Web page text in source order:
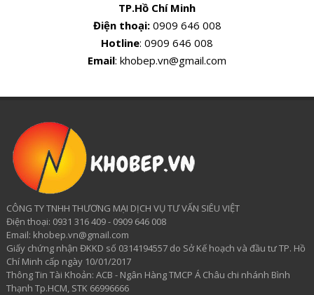
TP.Hồ Chí Minh
Điện thoại:0909 646 008
Hotline: 0909 646 008
Email: khobep.vn@gmail.com
CÔNG TY TNHH THƯƠNG MẠI DỊCH VỤ TƯ VẤN SIÊU VIỆT
​Điện thoại: 0931 316 409 - 0909 646 008
Email: khobep.vn@gmail.com
Giấy chứng nhận ĐKKD số 0314194557 do Sở Kế hoạch và đầu tư TP. Hồ
Chí Minh cấp ngày 10/01/2017
Thông Tin Tài Khoản: ACB - Ngân Hàng TMCP Á Châu chi nhánh Bình
Thạnh Tp.HCM, STK 66996666